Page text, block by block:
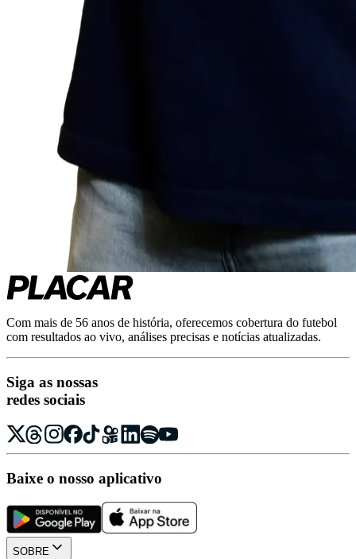
Com mais de 56 anos de história, oferecemos cobertura do futebol
com resultados ao vivo, análises precisas e notícias atualizadas.
Siga as nossas
redes sociais
Baixe o nosso aplicativo
SOBRE